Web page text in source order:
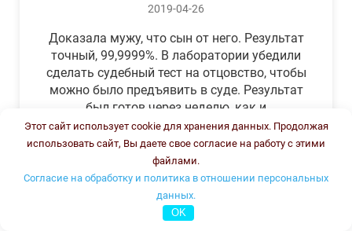
2019-04-26
Доказала мужу, что сын от него. Результат
точный, 99,9999%. В лаборатории убедили
сделать судебный тест на отцовство, чтобы
можно было предъявить в суде. Результат
был готов через неделю, как и
обещали.Теперь муж бегает и извиняется.
Этот сайт использует cookie для хранения данных. Продолжая
использовать сайт, Вы даете свое согласие на работу с этими
файлами.
Согласие на обработку и политика в отношении персональных
данных.
OK